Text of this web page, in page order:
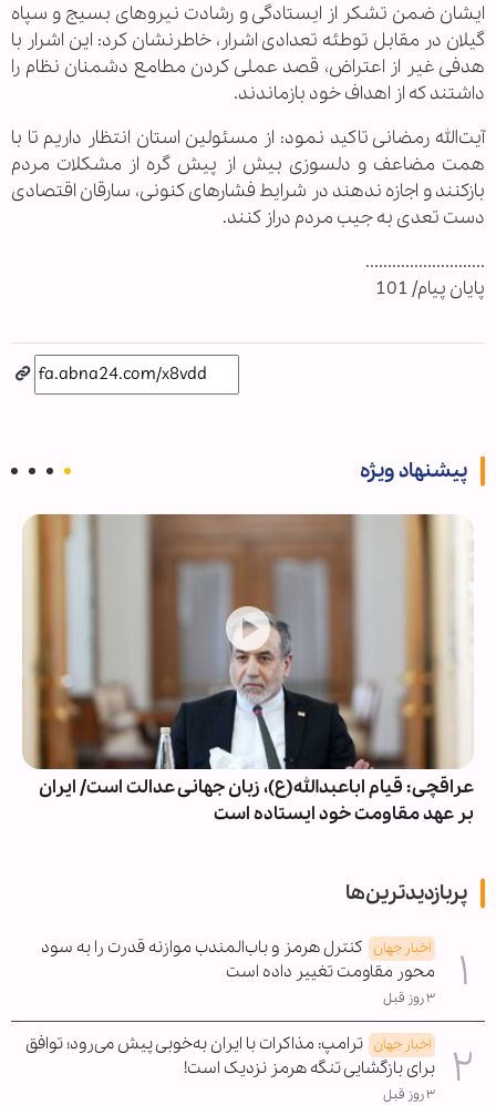
ایشان ضمن تشکر از ایستادگی و رشادت نیروهای بسیج و سپاه
گیلان در مقابل توطئه تعدادی اشرار، خاطرنشان کرد: این اشرار با
هدفی غیر از اعتراض، قصد عملی کردن مطامع دشمنان نظام را
داشتند که از اهداف خود بازماندند.
آیت‌الله رمضانی تاکید نمود: از مسئولین استان انتظار داریم تا با
همت مضاعف و دلسوزی بیش از پیش گره از مشکلات مردم
بازکنند و اجازه ندهند در شرایط فشارهای کنونی، سارقان اقتصادی
دست تعدی به جیب مردم دراز کنند.
...........................
پایان پیام/ 101
پیشنهاد ویژه
عراقچی: قیام اباعبدالله(ع)، زبان جهانی عدالت است/ ایران
بر عهد مقاومت خود ایستاده است
پربازدیدترین‌ها
اخبار جهان کنترل هرمز و باب‌المندب موازنه قدرت را به سود
محور مقاومت تغییر داده است
۳ روز قبل
اخبار جهان ترامپ: مذاکرات با ایران به‌خوبی پیش می‌رود؛ توافق
برای بازگشایی تنگه هرمز نزدیک است!
۳ روز قبل